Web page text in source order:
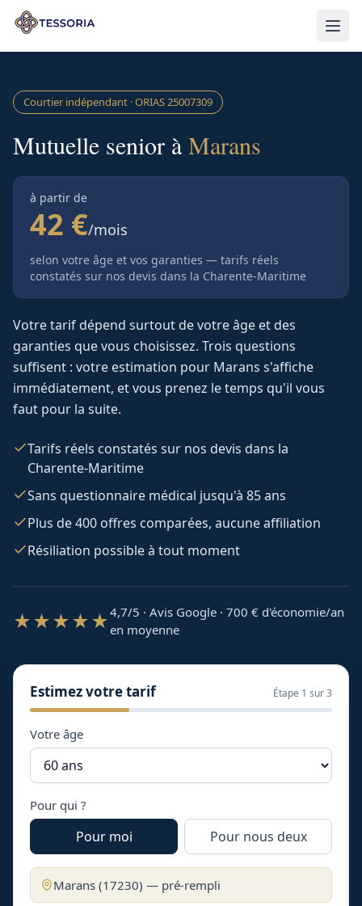
Aller au contenu principal
Courtier indépendant · ORIAS25007309
Mutuelle senior àMarans
à partir de
42 €/mois
selon votre âge et vos garanties — tarifs réels
constatés sur nos devis dans la Charente-Maritime
Votre tarif dépend surtout de votre âge et des
garanties que vous choisissez. Trois questions
suffisent : votre estimation pour Marans s'affiche
immédiatement, et vous prenez le temps qu'il vous
faut pour la suite.
Tarifs réels constatés sur nos devis dans la
Charente-Maritime
Sans questionnaire médical jusqu'à 85 ans
Plus de 400 offres comparées, aucune affiliation
Résiliation possible à tout moment
★★★★★4,7/5 · Avis Google · 700 € d'économie/an
en moyenne
Estimez votre tarif Étape 1 sur 3
Votre âge
Pour qui ?
Pour moi Pour nous deux
Marans (17230) — pré-rempli